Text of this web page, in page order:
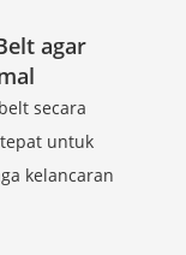
agar
secara
untuk
kelancaran